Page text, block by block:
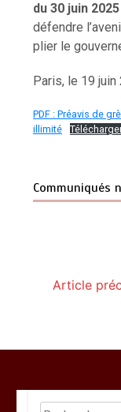
du 30 juin
défendre
plier le
Paris, le 19 juin
PDF : Préavis de
illimité
Communiqués
Article